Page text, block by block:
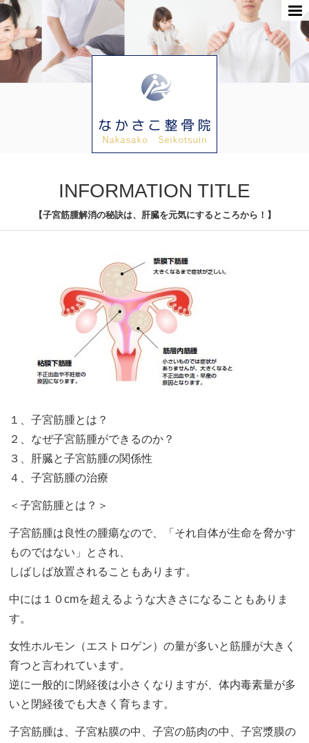
INFORMATION TITLE
【子宮筋腫解消の秘訣は、肝臓を元気にするところから！】
１、子宮筋腫とは？
２、なぜ子宮筋腫ができるのか？
３、肝臓と子宮筋腫の関係性
４、子宮筋腫の治療
＜子宮筋腫とは？＞
子宮筋腫は良性の腫瘍なので、「それ自体が生命を脅かす
ものではない」とされ、
しばしば放置されることもあります。
中には１０cmを超えるような大きさになることもありま
す。
女性ホルモン（エストロゲン）の量が多いと筋腫が大きく
育つと言われています。
逆に一般的に閉経後は小さくなりますが、体内毒素量が多
いと閉経後でも大きく育ちます。
子宮筋腫は、子宮粘膜の中、子宮の筋肉の中、子宮漿膜の